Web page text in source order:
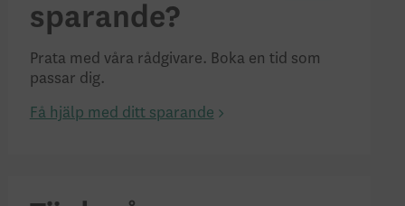
sparande?
Prata med våra rådgivare. Boka en tid som
passar dig.
Få hjälp med ditt sparande